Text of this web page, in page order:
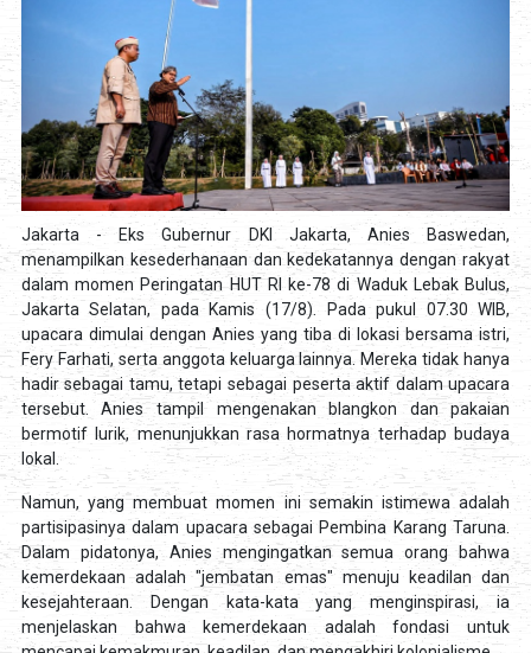
Jakarta - Eks Gubernur DKI Jakarta, Anies Baswedan,
menampilkan kesederhanaan dan kedekatannya dengan rakyat
dalam momen Peringatan HUT RI ke-78 di Waduk Lebak Bulus,
Jakarta Selatan, pada Kamis (17/8). Pada pukul 07.30 WIB,
upacara dimulai dengan Anies yang tiba di lokasi bersama istri,
Fery Farhati, serta anggota keluarga lainnya. Mereka tidak hanya
hadir sebagai tamu, tetapi sebagai peserta aktif dalam upacara
tersebut. Anies tampil mengenakan blangkon dan pakaian
bermotif lurik, menunjukkan rasa hormatnya terhadap budaya
lokal.
Namun, yang membuat momen ini semakin istimewa adalah
partisipasinya dalam upacara sebagai Pembina Karang Taruna.
Dalam pidatonya, Anies mengingatkan semua orang bahwa
kemerdekaan adalah "jembatan emas" menuju keadilan dan
kesejahteraan. Dengan kata-kata yang menginspirasi, ia
menjelaskan bahwa kemerdekaan adalah fondasi untuk